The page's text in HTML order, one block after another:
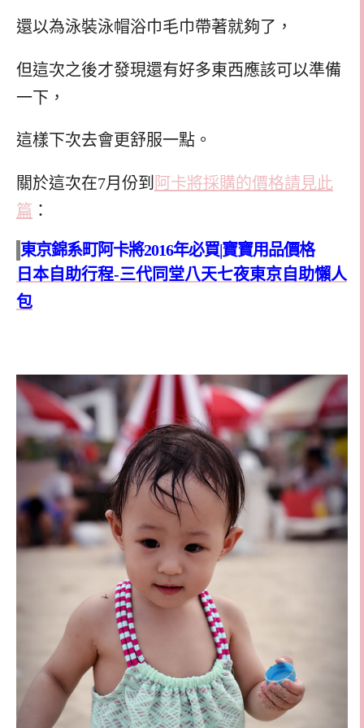
還以為泳裝泳帽浴巾毛巾帶著就夠了，
但這次之後才發現還有好多東西應該可以準備
一下，
這樣下次去會更舒服一點。
關於這次在7月份到 阿卡將採購的價格請見此
篇 ：
東京錦系町阿卡將2016年必買|寶寶用品價格
日本自助行程-三代同堂八天七夜東京自助懶人
包